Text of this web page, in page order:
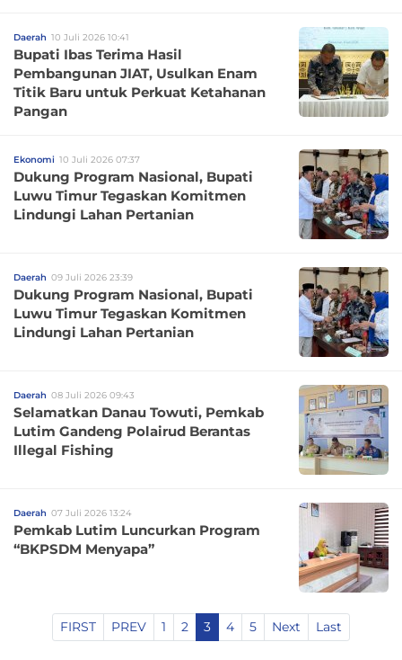
Daerah 10 Juli 2026 10:41
Bupati Ibas Terima Hasil
Pembangunan JIAT, Usulkan Enam
Titik Baru untuk Perkuat Ketahanan
Pangan
Ekonomi 10 Juli 2026 07:37
Dukung Program Nasional, Bupati
Luwu Timur Tegaskan Komitmen
Lindungi Lahan Pertanian
Daerah 09 Juli 2026 23:39
Dukung Program Nasional, Bupati
Luwu Timur Tegaskan Komitmen
Lindungi Lahan Pertanian
Daerah 08 Juli 2026 09:43
Selamatkan Danau Towuti, Pemkab
Lutim Gandeng Polairud Berantas
Illegal Fishing
Daerah 07 Juli 2026 13:24
Pemkab Lutim Luncurkan Program
“BKPSDM Menyapa”
FIRST PREV 1 2 3 4 5 Next Last